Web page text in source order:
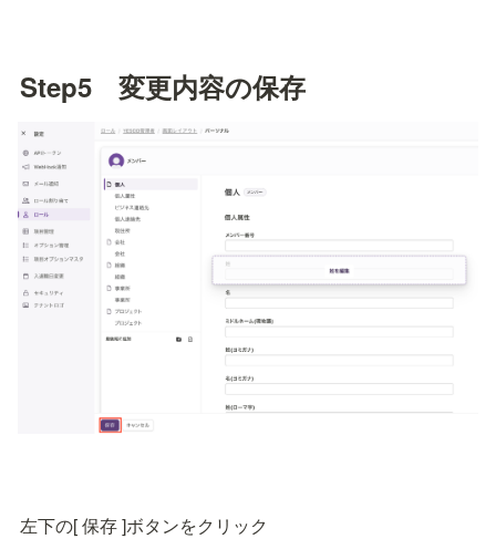
Step5　変更内容の保存
左下の[ 保存 ]ボタンをクリック